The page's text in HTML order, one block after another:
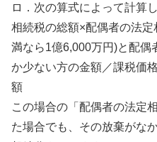
ロ．次の算式によって計算
相続税の総額×配偶者の法
満なら1億6,000万円)と配偶
か少ない方の金額／課税価
額
この場合の「配偶者の法定
た場合でも、その放棄がな